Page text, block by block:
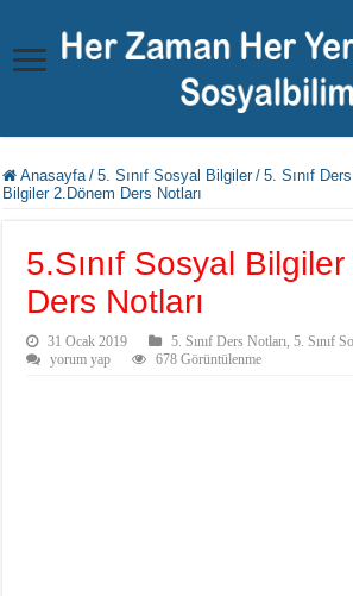
Anasayfa / 5. Sınıf Sosyal Bilgiler / 5. Sınıf
Bilgiler 2.Dönem Ders Notları
5.Sınıf Sosyal
Ders Notları
31 Ocak 2019 5. Sınıf Ders Notları ,5. Sınıf
yorum yap
678 Görüntülenme